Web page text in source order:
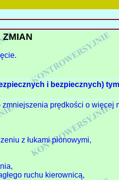
ZMIAN
i bezpiecznych)
prędkości o więcej
z łukami pionowymi,
ruchu kierownicą,